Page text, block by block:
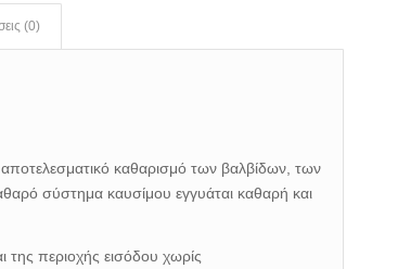
(0)
αποτελεσματικό καθαρισμό των βαλβίδων, των
σύστημα καυσίμου εγγυάται καθαρή και
περιοχής εισόδου χωρίς